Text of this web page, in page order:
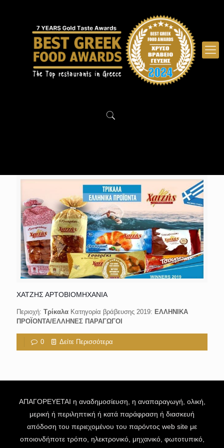
ΧΑΤΖΗΣ ΑΡΤΟΒΙΟΜΗΧΑΝΙΑ
Περιοχή: Τρίκαλα Κατηγορία βράβευσης 2019: ΕΛΛΗΝΙΚΑ
ΠΡΟΪΟΝΤΑ/ΕΛΛΗΝΕΣ ΠΑΡΑΓΩΓΟΙ
0 Δείτε Περισσότερα
ΑΠΑΓΟΡΕΥΕΤΑΙ η αναδημοσίευση, η αναπαραγωγή, ολική,
μερική ή περιληπτική ή κατά παράφραση ή διασκευή
απόδοση του περιεχομένου του παρόντος web site με
οποιονδήποτε τρόπο, ηλεκτρονικό, μηχανικό, φωτοτυπικό,